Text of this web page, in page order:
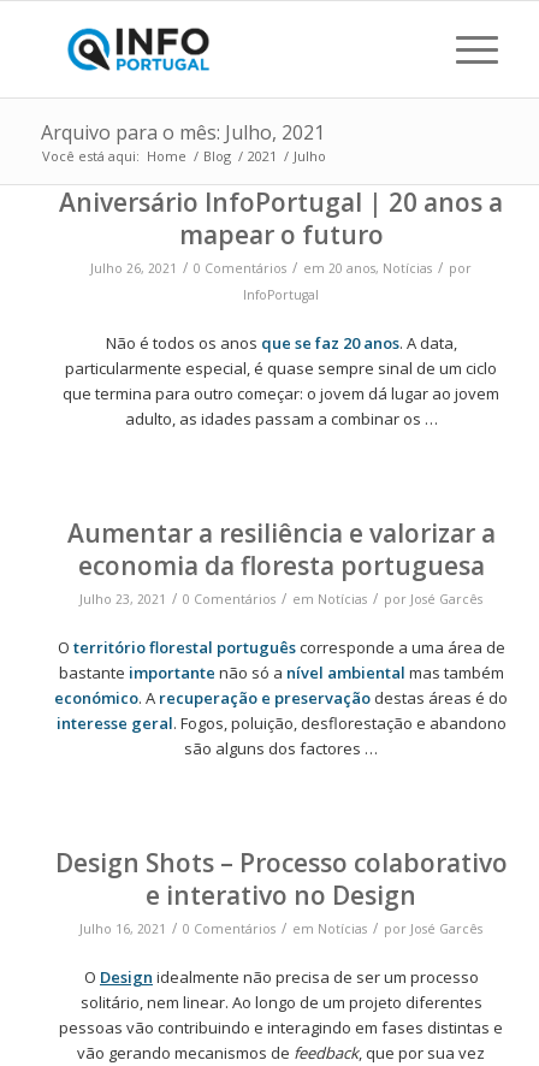
Arquivo para o mês: Julho, 2021
Você está aqui: Home / Blog / 2021 / Julho
Aniversário InfoPortugal | 20 anos a
mapear o futuro
Julho 26, 2021 / 0 Comentários / em20 anos, Notícias / por
InfoPortugal
Não é todos os anos que se faz 20 anos. A data,
particularmente especial, é quase sempre sinal de um ciclo
que termina para outro começar: o jovem dá lugar ao jovem
adulto, as idades passam a combinar os …
Aumentar a resiliência e valorizar a
economia da floresta portuguesa
Julho 23, 2021 / 0 Comentários / em Notícias / por José Garcês
O território florestal portuguêscorresponde a uma área de
bastante importante não só a nível ambiental mas também
económico. A recuperação e preservação destas áreas é do
interesse geral. Fogos, poluição, desflorestação e abandono
são alguns dos factores …
Design Shots – Processo colaborativo
e interativo no Design
Julho 16, 2021 / 0 Comentários / em Notícias / por José Garcês
O Design idealmente não precisa de ser um processo
solitário, nem linear. Ao longo de um projeto diferentes
pessoas vão contribuindo e interagindo em fases distintas e
vão gerando mecanismos de feedback, que por sua vez